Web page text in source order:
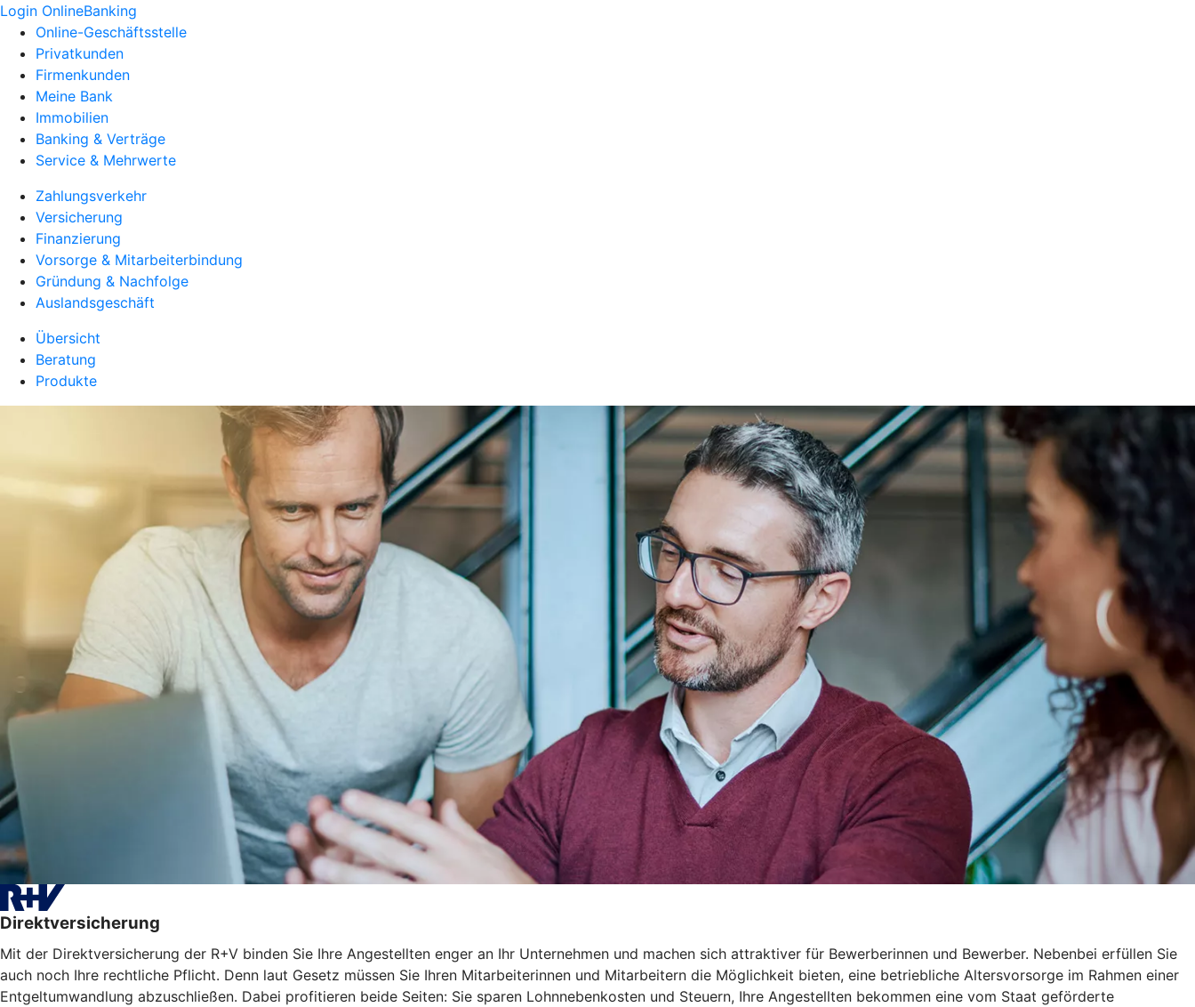
Login OnlineBanking
Online-Geschäftsstelle
Privatkunden
Firmenkunden
Meine Bank
Immobilien
Banking & Verträge
Service & Mehrwerte
Zahlungsverkehr
Versicherung
Finanzierung
Vorsorge & Mitarbeiterbindung
Gründung & Nachfolge
Auslandsgeschäft
Übersicht
Beratung
Produkte
Direktversicherung
Mit der Direktversicherung der R+V binden Sie Ihre Angestellten enger an Ihr Unternehmen und machen sich attraktiver für Bewerberinnen und Bewerber. Nebenbei erfüllen Sie
auch noch Ihre rechtliche Pflicht. Denn laut Gesetz müssen Sie Ihren Mitarbeiterinnen und Mitarbeitern die Möglichkeit bieten, eine betriebliche Altersvorsorge im Rahmen einer
Entgeltumwandlung abzuschließen. Dabei profitieren beide Seiten: Sie sparen Lohnnebenkosten und Steuern, Ihre Angestellten bekommen eine vom Staat geförderte